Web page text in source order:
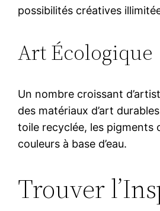
possibilités créatives
Art Écologique
Un nombre croissant
des matériaux d’art
toile recyclée, les pigments
couleurs à base d’eau.
Trouver